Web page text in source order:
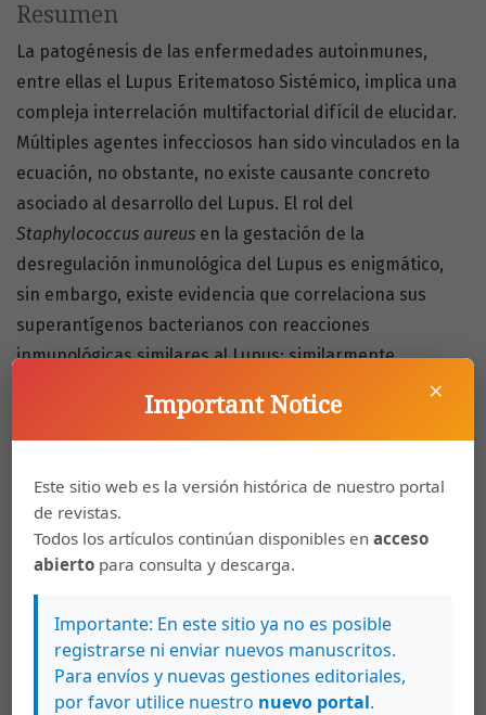
Resumen
La patogénesis de las enfermedades autoinmunes,
entre ellas el Lupus Eritematoso Sistémico, implica una
compleja interrelación multifactorial difícil de elucidar.
Múltiples agentes infecciosos han sido vinculados en la
ecuación, no obstante, no existe causante concreto
asociado al desarrollo del Lupus. El rol del
Staphylococcus aureus en la gestación de la
desregulación inmunológica del Lupus es enigmático,
sin embargo, existe evidencia que correlaciona sus
superantígenos bacterianos con reacciones
inmunológicas similares al Lupus; similarmente,
aquellos pacientes con diagnóstico previo de Lupus,
colonizados por dicho agente, presentan un fenotipo de
la enfermedad asociado a mayores manifestaciones
renales, cutáneas y articulares que asocian una mayor
gama de seropositividad por distintos anticuerpos.
https://doi.org/10.15517/rc_ucr-hsjd.v10i5.39675
Descargas
×
Important Notice
Este sitio web es la versión histórica de nuestro portal
de revistas.
Todos los artículos continúan disponibles enacceso
abierto para consulta y descarga.
Importante: En este sitio ya no es posible
registrarse ni enviar nuevos manuscritos.
Para envíos y nuevas gestiones editoriales,
por favor utilice nuestro nuevo portal.